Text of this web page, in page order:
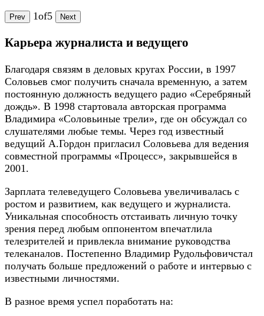
Prev 1of5 Next
Карьера журналиста и ведущего
Благодаря связям в деловых кругах России, в 1997
Соловьев смог получить сначала временную, а затем
постоянную должность ведущего радио «Серебряный
дождь». В 1998 стартовала авторская программа
Владимира «Соловьиные трели», где он обсуждал со
слушателями любые темы. Через год известный
ведущий А.Гордон пригласил Соловьева для ведения
совместной программы «Процесс», закрывшейся в
2001.
Зарплата телеведущего Соловьева увеличивалась с
ростом и развитием, как ведущего и журналиста.
Уникальная способность отстаивать личную точку
зрения перед любым оппонентом впечатлила
телезрителей и привлекла внимание руководства
телеканалов. Постепенно Владимир Рудольфовичстал
получать больше предложений о работе и интервью с
известными личностями.
В разное время успел поработать на: